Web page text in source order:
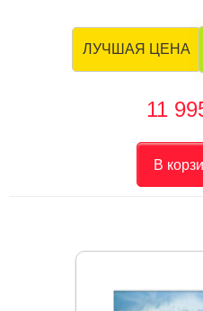
ЛУЧШАЯ ЦЕНА
11
В